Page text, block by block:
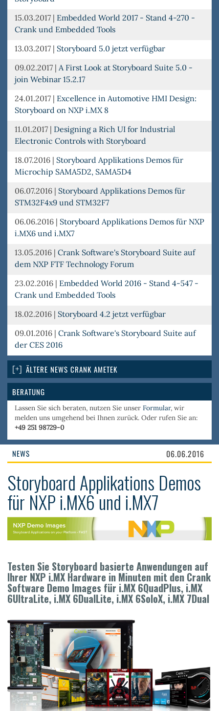
15.03.2017 | Embedded World 2017 - Stand 4-270 -
Crank und Embedded Tools
13.03.2017 | Storyboard 5.0 jetzt verfügbar
09.02.2017 | A First Look at Storyboard Suite 5.0 -
join Webinar 15.2.17
24.01.2017 | Excellence in Automotive HMI Design:
Storyboard on NXP i.MX 8
11.01.2017 | Designing a Rich UI for Industrial
Electronic Controls with Storyboard
18.07.2016 | Storyboard Applikations Demos für
Microchip SAMA5D2, SAMA5D4
06.07.2016 | Storyboard Applikations Demos für
STM32F4x9 und STM32F7
06.06.2016 | Storyboard Applikations Demos für NXP
i.MX6 und i.MX7
13.05.2016 | Crank Software's Storyboard Suite auf
dem NXP FTF Technology Forum
23.02.2016 | Embedded World 2016 - Stand 4-547 -
Crank und Embedded Tools
18.02.2016 | Storyboard 4.2 jetzt verfügbar
09.01.2016 | Crank Software's Storyboard Suite auf
der CES 2016
ÄLTERE NEWS CRANK AMETEK
BERATUNG
Lassen Sie sich beraten, nutzen Sie unser Formular, wir
melden uns umgehend bei Ihnen zurück. Oder rufen Sie an:
+49 251 98729-0
NEWS 06.06.2016
Storyboard Applikations Demos
für NXP i.MX6 und i.MX7
Testen Sie Storyboard basierte Anwendungen auf
Ihrer NXP i.MX Hardware in Minuten mit den Crank
Software Demo Images für i.MX 6QuadPlus, i.MX
6UltraLite, i.MX 6DualLite, i.MX 6SoloX, i.MX 7Dual